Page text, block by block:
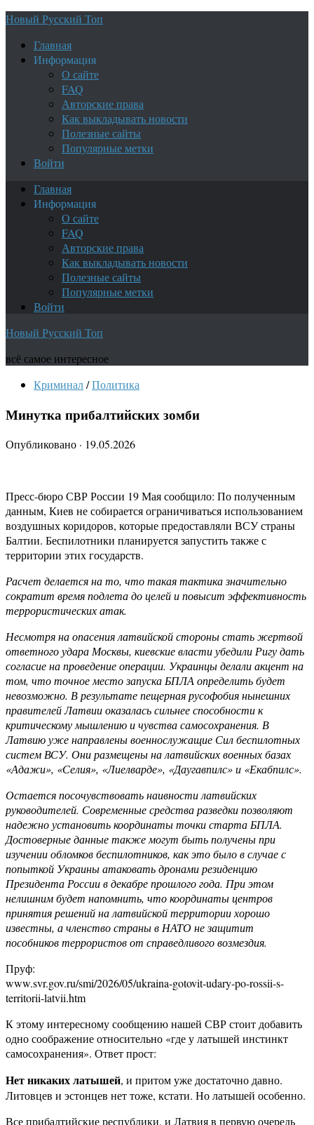
Новый Русский Топ
Главная
Информация
О сайте
FAQ
Авторские права
Как выкладывать новости
Полезные сайты
Популярные метки
Войти
Главная
Информация
О сайте
FAQ
Авторские права
Как выкладывать новости
Полезные сайты
Популярные метки
Войти
Новый Русский Топ
всё самое интересное
Криминал/Политика
Минутка прибалтийских зомби
Опубликовано · 19.05.2026
Пресс-бюро СВР России 19 Мая сообщило: По полученным
данным, Киев не собирается ограничиваться использованием
воздушных коридоров, которые предоставляли ВСУ страны
Балтии. Беспилотники планируется запустить также с
территории этих государств.
Расчет делается на то, что такая тактика значительно
сократит время подлета до целей и повысит эффективность
террористических атак.
Несмотря на опасения латвийской стороны стать жертвой
ответного удара Москвы, киевские власти убедили Ригу дать
согласие на проведение операции. Украинцы делали акцент на
том, что точное место запуска БПЛА определить будет
невозможно. В результате пещерная русофобия нынешних
правителей Латвии оказалась сильнее способности к
критическому мышлению и чувства самосохранения. В
Латвию уже направлены военнослужащие Сил беспилотных
систем ВСУ. Они размещены на латвийских военных базах
«Адажи», «Селия», «Лиелварде», «Даугавпилс» и «Екабпилс».
Остается посочувствовать наивности латвийских
руководителей. Современные средства разведки позволяют
надежно установить координаты точки старта БПЛА.
Достоверные данные также могут быть получены при
изучении обломков беспилотников, как это было в случае с
попыткой Украины атаковать дронами резиденцию
Президента России в декабре прошлого года. При этом
нелишним будет напомнить, что координаты центров
принятия решений на латвийской территории хорошо
известны, а членство страны в НАТО не защитит
пособников террористов от справедливого возмездия.
Пруф:
www.svr.gov.ru/smi/2026/05/ukraina-gotovit-udary-po-rossii-s-
territorii-latvii.htm
К этому интересному сообщению нашей СВР стоит добавить
одно соображение относительно «где у латышей инстинкт
самосохранения». Ответ прост:
Нет никаких латышей, и притом уже достаточно давно.
Литовцев и эстонцев нет тоже, кстати. Но латышей особенно.
Все прибалтийские республики, и Латвия в первую очередь